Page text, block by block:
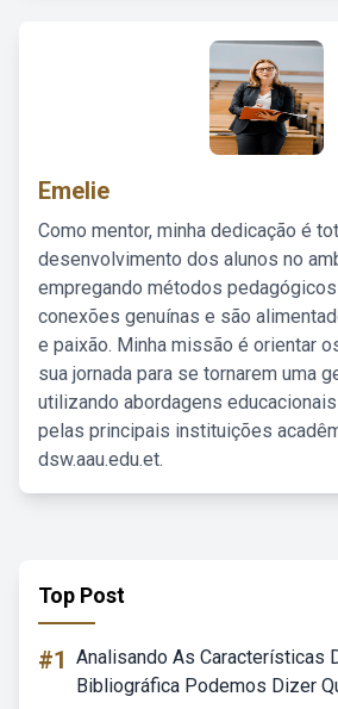
Emelie
Como mentor, minha dedicação é
desenvolvimento dos alunos no
empregando métodos
conexões genuínas e são
e paixão. Minha missão é orientar
sua jornada para se tornarem uma
utilizando abordagens
pelas principais instituições
dsw.aau.edu.et.
Top Post
#1 Analisando As Características
Bibliográfica Podemos Dizer